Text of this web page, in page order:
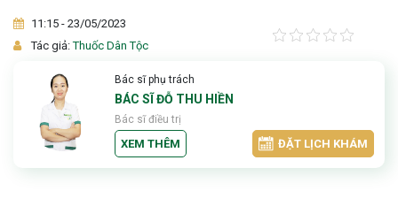
11:15 - 23/05/2023
Tác giả:Thuốc Dân Tộc
Bác sĩ phụ trách
BÁC SĨ ĐỖ THU HIỀN
Bác sĩ điều trị
XEM THÊM ĐẶT LỊCH KHÁM